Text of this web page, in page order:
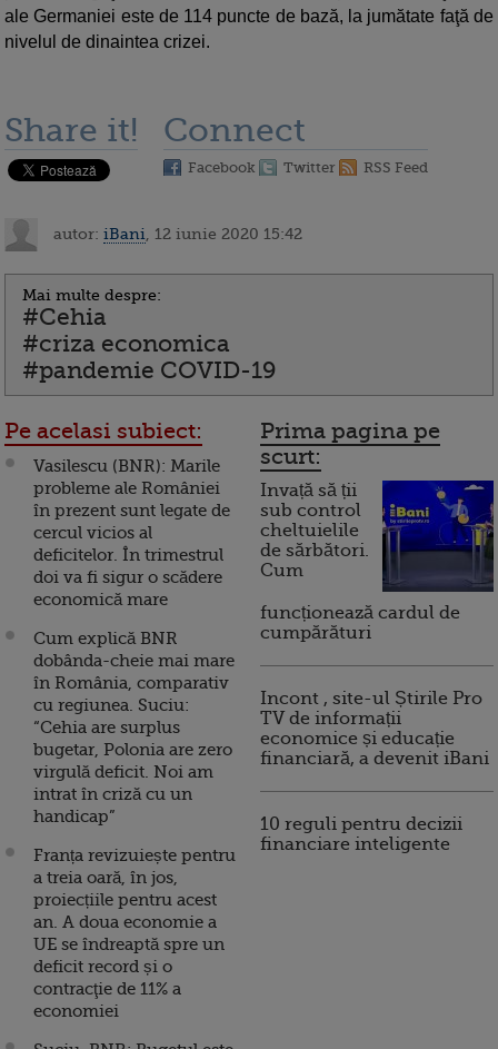
ale Germaniei este de 114 puncte de bază, la jumătate faţă de
nivelul de dinaintea crizei.
Share it! Connect
Facebook Twitter RSS Feed
autor: iBani , 12 iunie 2020 15:42
Mai multe despre:
#Cehia
#criza economica
#pandemie COVID-19
Pe acelasi subiect:
Vasilescu (BNR): Marile
probleme ale României
în prezent sunt legate de
cercul vicios al
deficitelor. În trimestrul
doi va fi sigur o scădere
economică mare
Cum explică BNR
dobânda-cheie mai mare
în România, comparativ
cu regiunea. Suciu:
“Cehia are surplus
bugetar, Polonia are zero
virgulă deficit. Noi am
intrat în criză cu un
handicap”
Franța revizuiește pentru
a treia oară, în jos,
proiecțiile pentru acest
an. A doua economie a
UE se îndreaptă spre un
deficit record și o
contracţie de 11% a
economiei
Prima pagina pe
scurt:
Invață să ții
sub control
cheltuielile
de sărbători.
Cum
funcționează cardul de
cumpărături
Incont , site-ul Știrile Pro
TV de informații
economice și educație
financiară, a devenit iBani
10 reguli pentru decizii
financiare inteligente